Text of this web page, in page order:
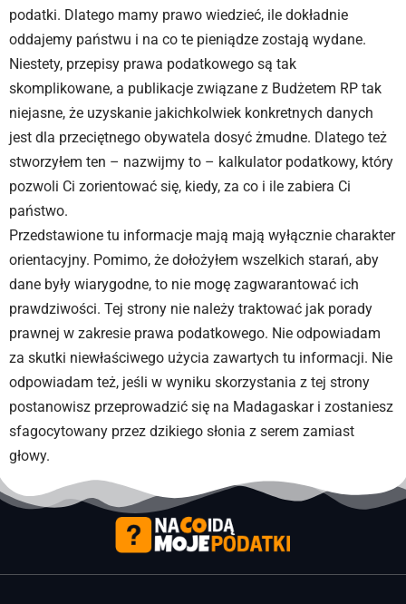
podatki. Dlatego mamy prawo wiedzieć, ile dokładnie
oddajemy państwu i na co te pieniądze zostają wydane.
Niestety, przepisy prawa podatkowego są tak
skomplikowane, a publikacje związane z Budżetem RP tak
niejasne, że uzyskanie jakichkolwiek konkretnych danych
jest dla przeciętnego obywatela dosyć żmudne. Dlatego też
stworzyłem ten – nazwijmy to – kalkulator podatkowy, który
pozwoli Ci zorientować się, kiedy, za co i ile zabiera Ci
państwo.
Przedstawione tu informacje mają mają wyłącznie charakter
orientacyjny. Pomimo, że dołożyłem wszelkich starań, aby
dane były wiarygodne, to nie mogę zagwarantować ich
prawdziwości. Tej strony nie należy traktować jak porady
prawnej w zakresie prawa podatkowego. Nie odpowiadam
za skutki niewłaściwego użycia zawartych tu informacji. Nie
odpowiadam też, jeśli w wyniku skorzystania z tej strony
postanowisz przeprowadzić się na Madagaskar i zostaniesz
sfagocytowany przez dzikiego słonia z serem zamiast
głowy.